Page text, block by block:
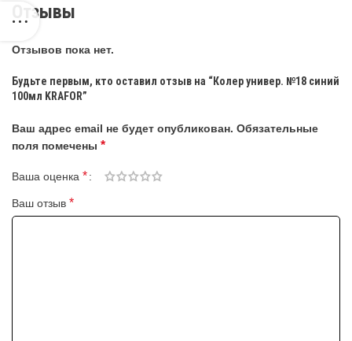
Отзывы
Отзывов пока нет.
Будьте первым, кто оставил отзыв на “Колер универ. №18 синий
100мл KRAFOR”
Ваш адрес email не будет опубликован. Обязательные
поля помечены *
Ваша оценка *
Ваш отзыв *